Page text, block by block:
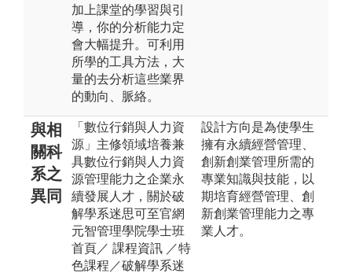
加上課堂的學習與引
導，你的分析能力定
會大幅提升。可利用
所學的工具方法，大
量的去分析這些業界
的動向、脈絡。
與相
關科
系之
異同
「數位行銷與人力資
源」主修領域培養兼
具數位行銷與人力資
源管理能力之企業永
續發展人才，關於破
解學系迷思可至官網
元智管理學院學士班
首頁／ 課程資訊 ／特
色課程／破解學系迷
設計方向是為使學生
擁有永續經營管理、
創新創業管理所需的
專業知識與技能，以
期培育經營管理、創
新創業管理能力之專
業人才。